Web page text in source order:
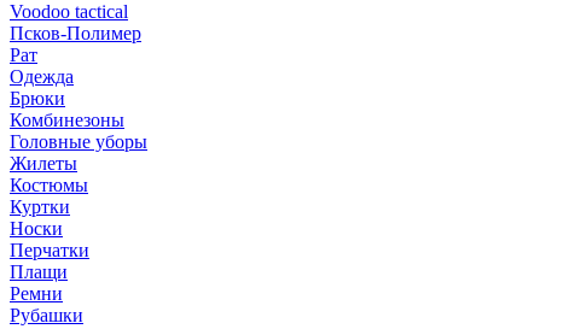
Voodoo tactical
Псков-Полимер
Рат
Одежда
Брюки
Комбинезоны
Головные уборы
Жилеты
Костюмы
Куртки
Носки
Перчатки
Плащи
Ремни
Рубашки